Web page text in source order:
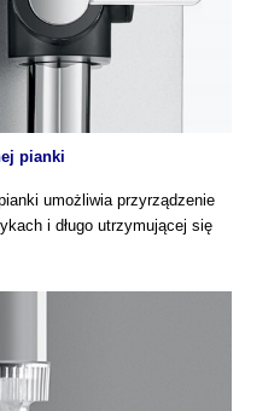
pianki
umożliwia przyrządzenie
i długo utrzymującej się